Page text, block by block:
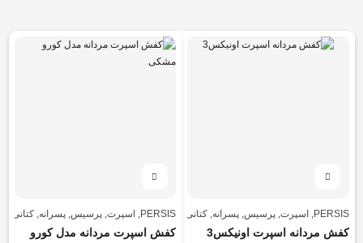
PERSIS
, اسپرت,پرسیس,پسرانه,کتانی کفش مردانه,مردانه
کفش مردانه اسپرت اونیکس3
PERSIS
, اسپرت, پرسیس, پسرانه, کتانی
کفش اسپرت مردانه مدل کورو